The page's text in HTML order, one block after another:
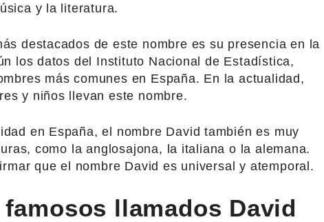
y la literatura.
destacados de este nombre es su presencia en la
los datos del Instituto Nacional de Estadística,
más comunes en España. En la actualidad,
y niños llevan este nombre.
en España, el nombre David también es muy
como la anglosajona, la italiana o la alemana.
que el nombre David es universal y atemporal.
llamados David